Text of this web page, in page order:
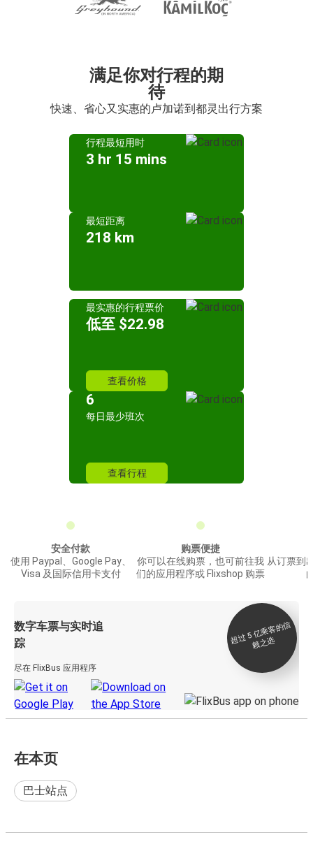
满足你对行程的期
待
快速、省心又实惠的卢加诺到都灵出行方案
行程最短用时
3 hr 15 mins
最短距离
218 km
最实惠的行程票价
低至 $22.98
查看价格
6
每日最少班次
查看行程
安全付款
使用 Paypal、Google Pay、
Visa 及国际信用卡支付
购票便捷
你可以在线购票，也可前往我
们的应用程序或 Flixshop 购票
从订票到
数字车票与实时追
踪
尽在 FlixBus 应用程序
超
过 5
亿
乘
客
的
信
赖
之
选
在本页
巴士站点